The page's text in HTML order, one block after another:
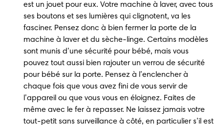
est un jouet pour eux. Votre machine à laver, avec tous
ses boutons et ses lumières qui clignotent, va les
fasciner. Pensez donc à bien fermer la porte de la
machine à laver et du sèche-linge. Certains modèles
sont munis d’une sécurité pour bébé, mais vous
pouvez tout aussi bien rajouter un verrou de sécurité
pour bébé sur la porte. Pensez à l’enclencher à
chaque fois que vous avez fini de vous servir de
l’appareil ou que vous vous en éloignez. Faites de
même avec le fer à repasser. Ne laissez jamais votre
tout-petit sans surveillance à côté, en particulier s’il est